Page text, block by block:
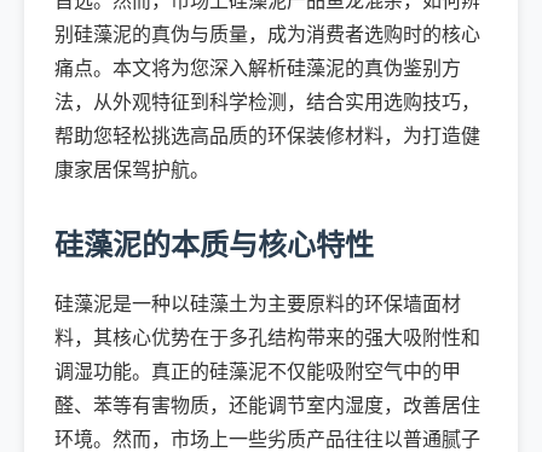
别硅藻泥的真伪与质量，成为消费者选购时的核心
痛点。本文将为您深入解析硅藻泥的真伪鉴别方
法，从外观特征到科学检测，结合实用选购技巧，
帮助您轻松挑选高品质的环保装修材料，为打造健
康家居保驾护航。
硅藻泥的本质与核心特性
硅藻泥是一种以硅藻土为主要原料的环保墙面材
料，其核心优势在于多孔结构带来的强大吸附性和
调湿功能。真正的硅藻泥不仅能吸附空气中的甲
醛、苯等有害物质，还能调节室内湿度，改善居住
环境。然而，市场上一些劣质产品往往以普通腻子